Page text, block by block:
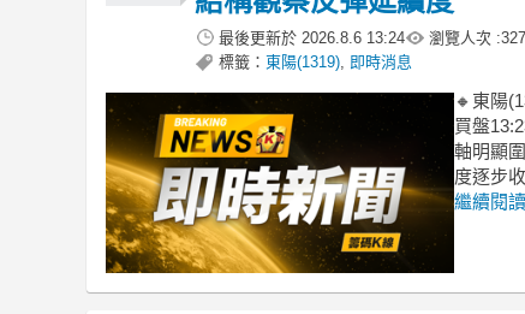
最後更新於 2026.8.6 13:24 瀏覽人次 :327
標籤： 東陽(1319) 即時消息
🔸東陽
買盤
軸明顯
度逐步
繼續閱